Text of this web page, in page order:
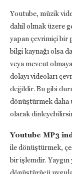
Youtube, müzik
dahil olmak üzere
yapan çevrimiçi bir
bilgi kaynağı olsa
veya mevcut
dolayı videoları
değildir. Bu gibi
dönüştürmek daha
olarak
Youtube MP3
ile dönüştürmek,
bir işlemdir.